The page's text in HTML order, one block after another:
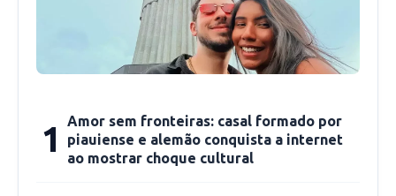
8,5%, contra 10,2% no trimestre anterior —
uma redução de 1,7 ponto percentual. No
entanto, o índice é o quarto mais elevado entre
7,6%. O estado tinha 123 mil pessoas
desempregadas no período, 26 mil a menos
1
Amor sem fronteiras: casal formado por
piauiense e alemão conquista a internet
ao mostrar choque cultural